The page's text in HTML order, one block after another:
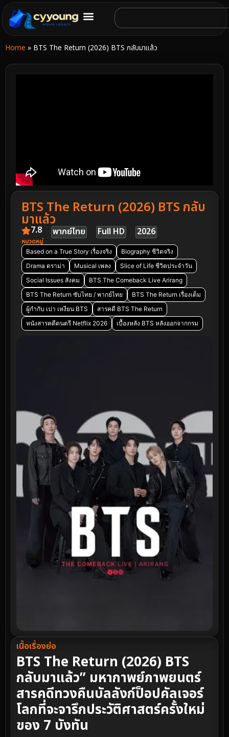
Home » BTS The Return (2026) BTS กลับมาแล้ว
BTS The Return (2026) BTS กลับ
มาแล้ว
7.8 พากย์ไทย Full HD 2026
หมวดหมู่
Based on a True Story เรื่องจริง
Biography ชีวิตจริง
Drama ดราม่า
Musical เพลง
Slice of Life ชีวิตประจำวัน
Social Issues สังคม
BTS The Comeback Live Arirang
BTS The Return ซับไทย / พากย์ไทย
BTS The Return เรื่องเต็ม
ผู้กำกับ เปา เหงียน BTS
สารคดี BTS The Return
หนังสารคดีดนตรี Netflix 2026
เบื้องหลัง BTS หลังออกจากกรม
เนื้อเรื่องย่อ
BTS The Return (2026) BTS
กลับมาแล้ว” มหากาพย์ภาพยนตร์
สารคดีทวงคืนบัลลังก์ป็อปคัลเจอร์
โลกที่จะจารึกประวัติศาสตร์ครั้งใหม่
ของ 7 บังทัน